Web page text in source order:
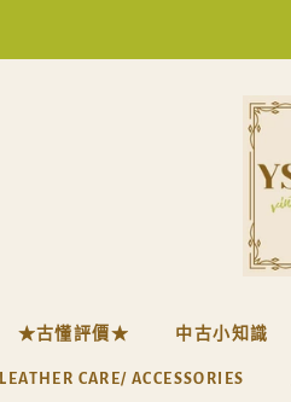
★古懂評價★ 中古小知識
LEATHER CARE/ ACCESSORIES